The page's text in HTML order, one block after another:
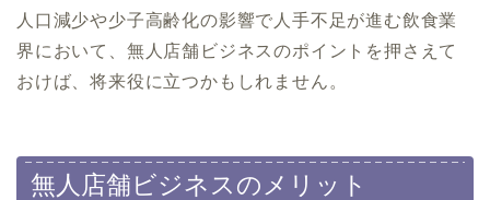
人口減少や少子高齢化の影響で人手不足が進む飲食業
界において、無人店舗ビジネスのポイントを押さえて
おけば、将来役に立つかもしれません。
無人店舗ビジネスのメリット